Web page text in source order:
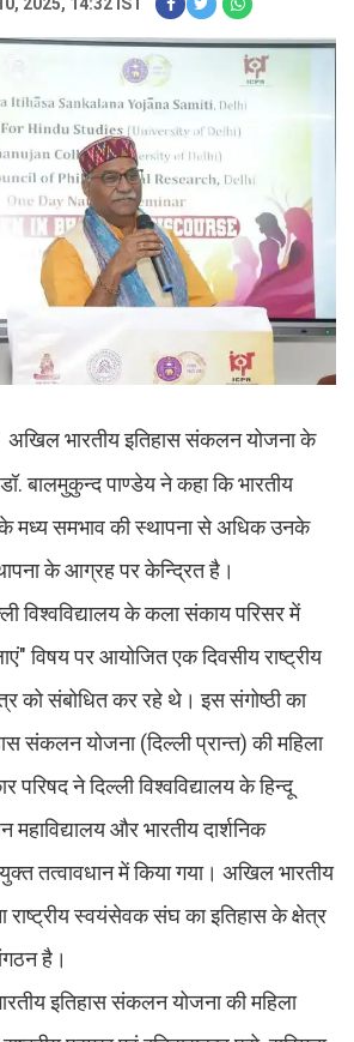
2025, 14:32 IST
अखिल भारतीय इतिहास संकलन योजना के
बालमुकुन्द पाण्डेय ने कहा कि भारतीय
मध्य समभाव की स्थापना से अधिक उनके
के आग्रह पर केन्द्रित है।
विश्वविद्यालय के कला संकाय परिसर में
विषय पर आयोजित एक दिवसीय राष्ट्रीय
को संबोधित कर रहे थे। इस संगोष्ठी का
संकलन योजना (दिल्ली प्रान्त) की महिला
परिषद ने दिल्ली विश्वविद्यालय के हिन्दू
और भारतीय दार्शनिक
तत्वावधान में किया गया। अखिल भारतीय
स्वयंसेवक संघ का इतिहास के क्षेत्र
है।
इतिहास संकलन योजना की महिला